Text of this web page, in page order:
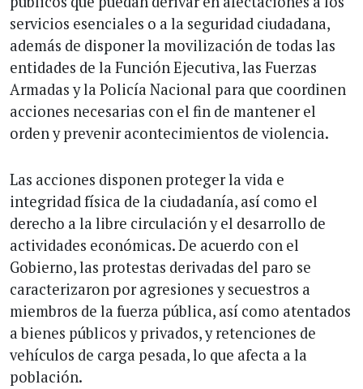
servicios esenciales o a la seguridad ciudadana,
además de disponer la movilización de todas las
entidades de la Función Ejecutiva, las Fuerzas
Armadas y la Policía Nacional para que coordinen
acciones necesarias con el fin de mantener el
orden y prevenir acontecimientos de violencia.
Las acciones disponen proteger la vida e
integridad física de la ciudadanía, así como el
derecho a la libre circulación y el desarrollo de
actividades económicas. De acuerdo con el
Gobierno, las protestas derivadas del paro se
caracterizaron por agresiones y secuestros a
miembros de la fuerza pública, así como atentados
a bienes públicos y privados, y retenciones de
vehículos de carga pesada, lo que afecta a la
población.